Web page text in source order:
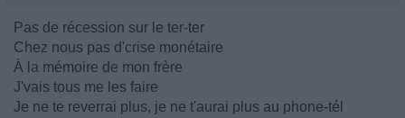
Pas de récession sur le ter-ter
Chez nous pas d'crise monétaire
À la mémoire de mon frère
J'vais tous me les faire
Je ne te reverrai plus, je ne t'aurai plus au phone-tél